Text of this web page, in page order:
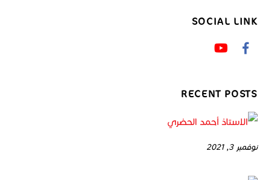
SOCIAL LINK
RECENT POSTS
نوفمبر 3, 2021